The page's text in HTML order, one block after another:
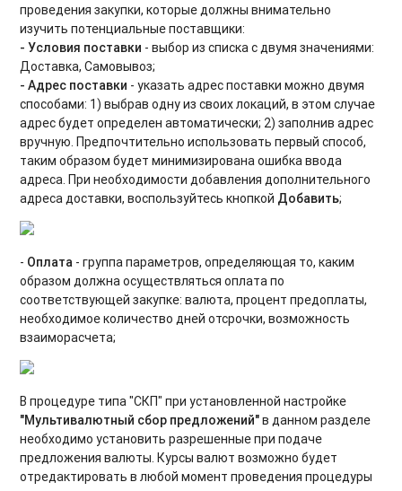
проведения закупки, которые должны внимательно
изучить потенциальные поставщики:
- Условия поставки - выбор из списка с двумя значениями:
Доставка, Самовывоз;
- Адрес поставки - указать адрес поставки можно двумя
способами: 1) выбрав одну из своих локаций, в этом случае
адрес будет определен автоматически; 2) заполнив адрес
вручную. Предпочтительно использовать первый способ,
таким образом будет минимизирована ошибка ввода
адреса. При необходимости добавления дополнительного
адреса доставки, воспользуйтесь кнопкой Добавить;
- Оплата - группа параметров, определяющая то, каким
образом должна осуществляться оплата по
соответствующей закупке: валюта, процент предоплаты,
необходимое количество дней отсрочки, возможность
взаиморасчета;
В процедуре типа "СКП" при установленной настройке
"Мультивалютный сбор предложений"в данном разделе
необходимо установить разрешенные при подаче
предложения валюты. Курсы валют возможно будет
отредактировать в любой момент проведения процедуры